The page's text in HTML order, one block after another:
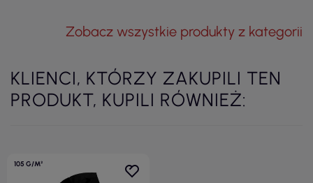
Zobacz wszystkie produkty z kategorii
KLIENCI, KTÓRZY ZAKUPILI TEN
PRODUKT, KUPILI RÓWNIEŻ:
105 G/M²